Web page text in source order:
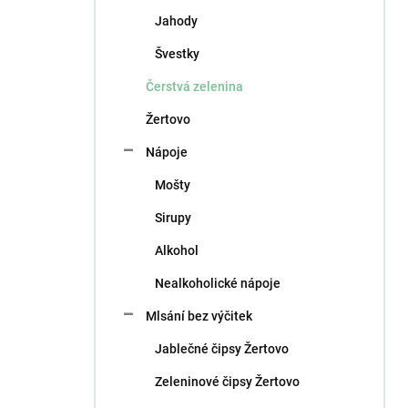
Jahody
Švestky
Čerstvá zelenina
Žertovo
Nápoje
Mošty
Sirupy
Alkohol
Nealkoholické nápoje
Mlsání bez výčitek
Jablečné čipsy Žertovo
Zeleninové čipsy Žertovo